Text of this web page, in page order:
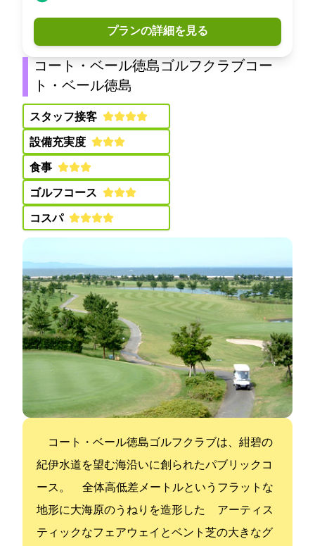
プランの詳細を見る
コート・ベール徳島ゴルフクラブ(コー
ト・ベール徳島GC)
スタッフ接客:
設備充実度:
食事:
ゴルフコース:
コスパ:
コート・ベール徳島ゴルフクラブは、紺碧の
紀伊水道を望む海沿いに創られたパブリックコ
ース。 全体高低差4.1メートルというフラットな
地形に大海原のうねりを造形した アーティス
ティックなフェアウェイとベント芝の大きなグ